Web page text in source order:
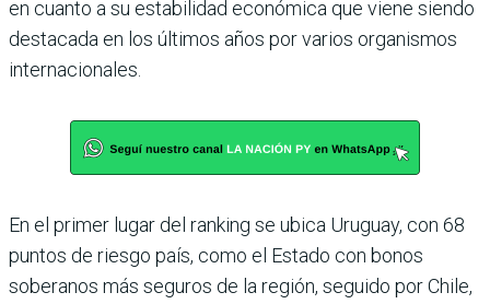
en cuanto a su estabilidad económica que viene siendo
destacada en los últimos años por varios organismos
inter­nacionales.
En el primer lugar del ran­king se ubica Uruguay, con 68
puntos de riesgo país, como el Estado con bonos
soberanos más seguros de la región, seguido por Chile,